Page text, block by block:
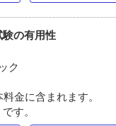
の有用性
ク
金に含まれます。
す。